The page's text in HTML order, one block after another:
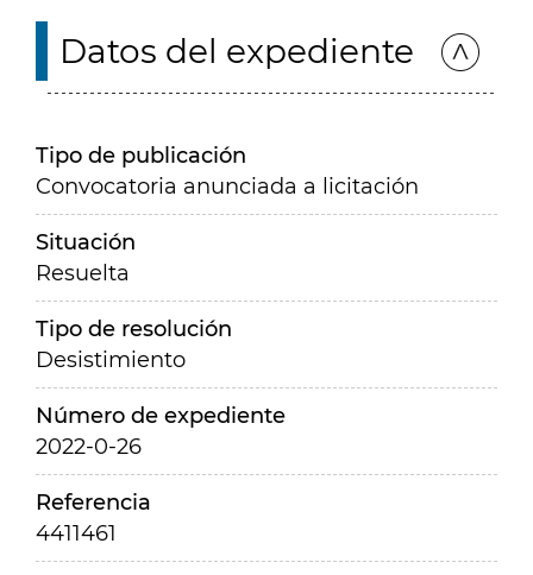
Datos del expediente
Tipo de publicación
Convocatoria anunciada a licitación
Situación
Resuelta
Tipo de resolución
Desistimiento
Número de expediente
2022-0-26
Referencia
4411461